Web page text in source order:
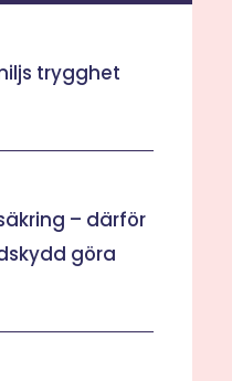
trygghet
– därför
göra